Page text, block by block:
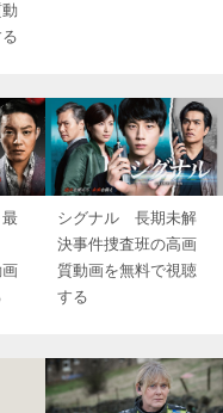
シグナル 長期未解
決事件捜査班の高画
質動画を無料で視聴
する